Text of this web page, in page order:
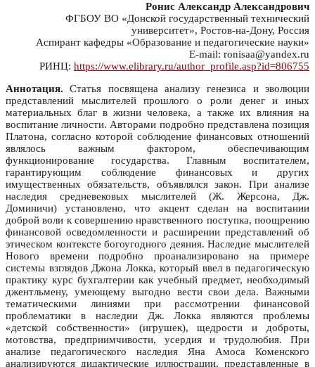
Ронис Александр Александрович
ФГБОУ ВО «Донской государственный технический
университет», Ростов-на-Дону, Россия
Аспирант кафедры «Образование и педагогические науки»
E-mail: ronisaa@yandex.ru
РИНЦ: https://www.elibrary.ru/author_profile.asp?id=806755
Аннотация. Статья посвящена анализу генезиса и эволюции
представлений мыслителей прошлого о роли денег и иных
материальных благ в жизни человека, а также их влияния на
воспитание личности. Авторами подробно представлена позиция
Платона, согласно которой соблюдение финансовых отношений
являлось важным фактором, обеспечивающим
функционирование государства. Главным воспитателем,
гарантирующим соблюдение финансовых и других
имущественных обязательств, объявлялся закон. При анализе
наследия средневековых мыслителей (Ж. Жерсона, Дж.
Доминичи) установлено, что акцент сделан на воспитании
доброй воли к совершению нравственного поступка, поощрению
финансовой осведомленности и расширении представлений об
этическом контексте богоугодного деяния. Наследие мыслителей
Нового времени подробно проанализировано на примере
системы взглядов Джона Локка, который ввел в педагогическую
практику курс бухгалтерии как учебный предмет, необходимый
джентльмену, умеющему выгодно вести свои дела. Важными
тематическими линиями при рассмотрении финансовой
проблематики в наследии Дж. Локка являются проблемы
«детской собственности» (игрушек), щедрости и доброты,
мотовства, предприимчивости, усердия и трудолюбия. При
анализе педагогического наследия Яна Амоса Коменского
анализируются дидактические иллюстрации, представленные в